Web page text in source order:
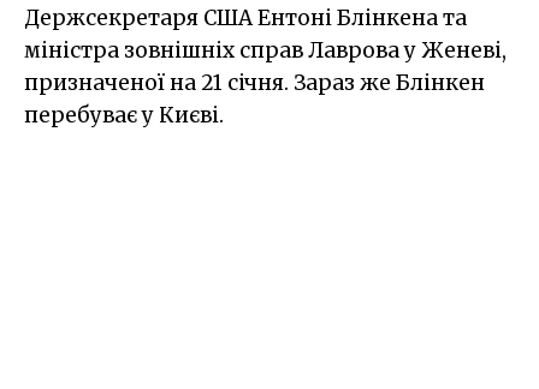
Держсекретаря США Ентоні Блінкена та
міністра зовнішніх справ Лаврова у Женеві,
призначеної на 21 січня. Зараз же Блінкен
перебуває у Києві.